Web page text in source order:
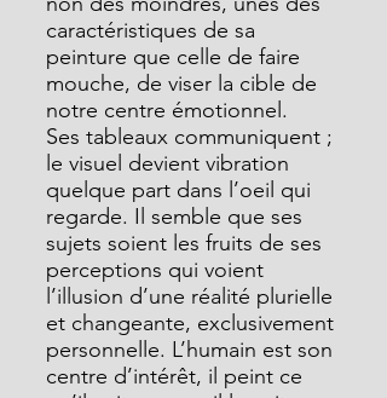
caractéristiques de sa
peinture que celle de faire
mouche, de viser la cible de
notre centre émotionnel.
Ses tableaux communiquent ;
le visuel devient vibration
quelque part dans l’oeil qui
regarde. Il semble que ses
sujets soient les fruits de ses
perceptions qui voient
l’illusion d’une réalité plurielle
et changeante, exclusivement
personnelle. L’humain est son
centre d’intérêt, il peint ce